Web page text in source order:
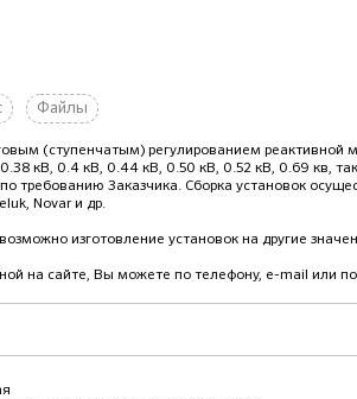
Файлы
(ступенчатым) регулированием
кВ, 0.4 кВ, 0.44 кВ, 0.50 кВ, 0.52 кВ, 0.69 кв,
требованию Заказчика. Сборка установок
Novar и др.
изготовление установок на другие
на сайте, Вы можете по телефону, e-mail или по